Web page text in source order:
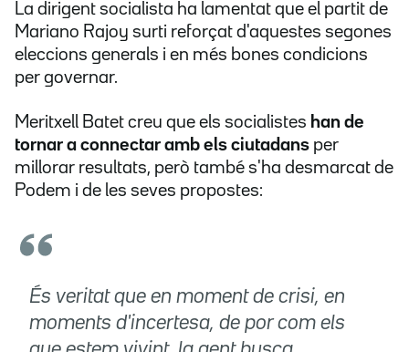
La dirigent socialista ha lamentat que el partit de
Mariano Rajoy surti reforçat d'aquestes segones
eleccions generals i en més bones condicions
per governar.
Meritxell Batet creu que els socialistes han de
tornar a connectar amb els ciutadans per
millorar resultats, però també s'ha desmarcat de
Podem i de les seves propostes:
És veritat que en moment de crisi, en
moments d'incertesa, de por com els